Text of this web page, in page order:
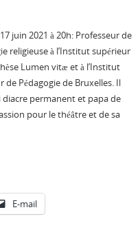
juin 2021 à 20h: Professeur de
religieuse à l’Institut supérieur
Lumen vitæ et à l’Institut
de Pédagogie de Bruxelles. Il
diacre permanent et papa de
pour le théâtre et de sa
E-mail